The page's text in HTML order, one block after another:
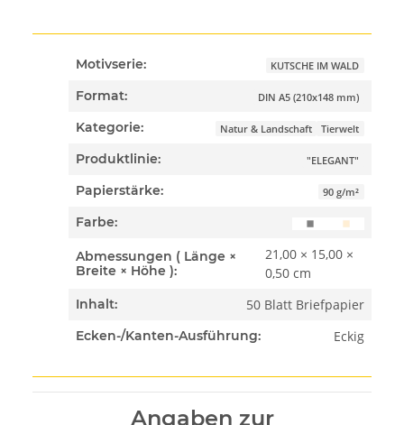
Motivserie: KUTSCHE IM WALD
Format: DIN A5 (210x148 mm)
Kategorie: Natur & Landschaft Tierwelt
Produktlinie: "ELEGANT"
Papierstärke: 90 g/m²
Farbe:
Abmessungen ( Länge ×
Breite × Höhe ):
21,00 × 15,00 ×
0,50 cm
Inhalt: 50 Blatt Briefpapier
Ecken-/Kanten-Ausführung: Eckig
Angaben zur